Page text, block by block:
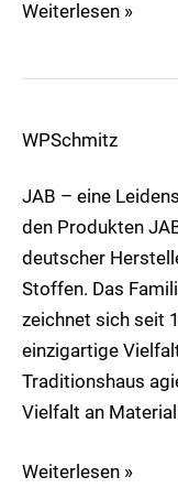
Weiterlesen »
WPSchmitz
JAB – eine
den Produkten
deutscher
Stoffen. Das
zeichnet sich seit
einzigartige
Traditionshaus
Vielfalt an
Markenseite
Weiterlesen »